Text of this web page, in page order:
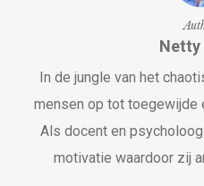
Netty
In de jungle van het
mensen op tot toegewijde
Als docent en
motivatie waardoor zij